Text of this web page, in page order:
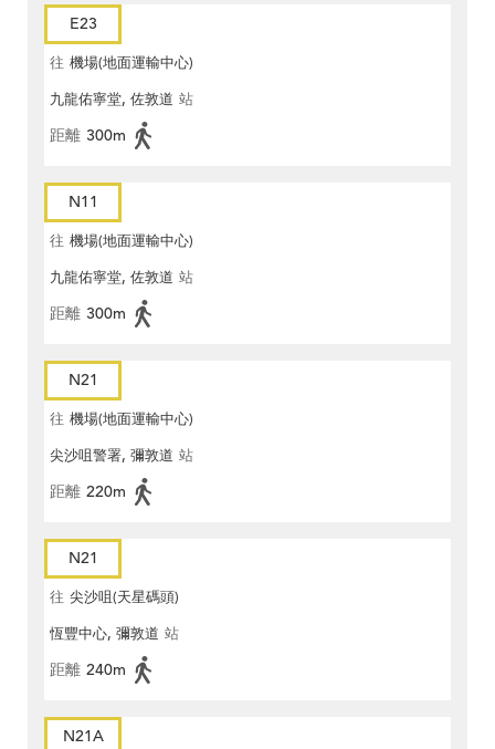
E23
往 機場(地面運輸中心)
九龍佑寧堂, 佐敦道 站
距離 300m
N11
往 機場(地面運輸中心)
九龍佑寧堂, 佐敦道 站
距離 300m
N21
往 機場(地面運輸中心)
尖沙咀警署, 彌敦道 站
距離 220m
N21
往 尖沙咀(天星碼頭)
恆豐中心, 彌敦道 站
距離 240m
N21A